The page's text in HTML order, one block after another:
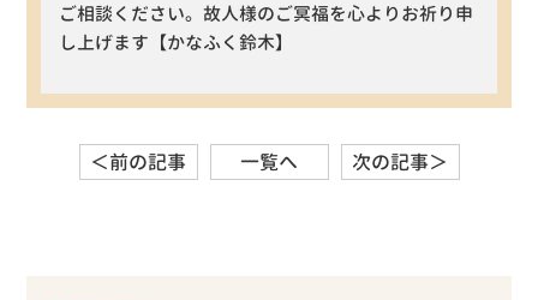
ご相談ください。故人様のご冥福を心よりお祈り申
し上げます【かなふく鈴木】
＜前の記事 一覧へ 次の記事＞